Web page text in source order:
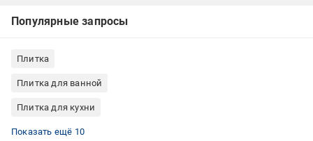
Популярные запросы
Плитка
Плитка для ванной
Плитка для кухни
Плитка Grand Kerama
Глянцевая плитка
Плитка на фартук
Плитка с рисунком однотонным
Декоративные элементы к плитке
Керамическая плитка для гостиной
Керамическая плитка прямоугольная
Плитка минимализм
Прямоугольная плитка для ванной
Фризы для плитки
Показать ещё 10